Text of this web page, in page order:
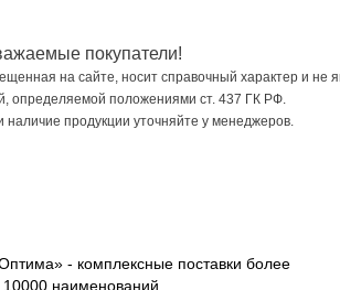
покупатели!
на сайте, носит справочный характер и не
определяемой положениями ст. 437 ГК РФ.
наличие продукции уточняйте у менеджеров.
- комплексные поставки более
10000 наименований